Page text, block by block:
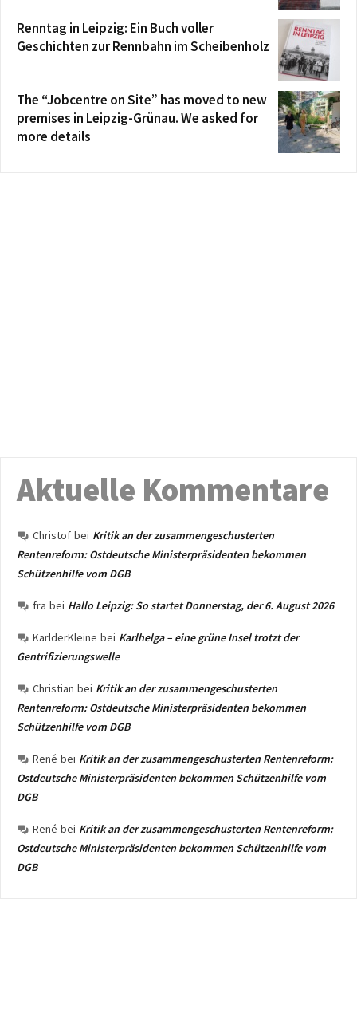
Renntag in Leipzig: Ein Buch voller
Geschichten zur Rennbahn im Scheibenholz
The “Jobcentre on Site” has moved to new
premises in Leipzig-Grünau. We asked for
more details
Aktuelle Kommentare
Christof bei Kritik an der zusammengeschusterten
Rentenreform: Ostdeutsche Ministerpräsidenten bekommen
Schützenhilfe vom DGB
fra bei Hallo Leipzig: So startet Donnerstag, der 6. August 2026
KarlderKleine bei Karlhelga – eine grüne Insel trotzt der
Gentrifizierungswelle
Christian bei Kritik an der zusammengeschusterten
Rentenreform: Ostdeutsche Ministerpräsidenten bekommen
Schützenhilfe vom DGB
René bei Kritik an der zusammengeschusterten Rentenreform:
Ostdeutsche Ministerpräsidenten bekommen Schützenhilfe vom
DGB
René bei Kritik an der zusammengeschusterten Rentenreform:
Ostdeutsche Ministerpräsidenten bekommen Schützenhilfe vom
DGB